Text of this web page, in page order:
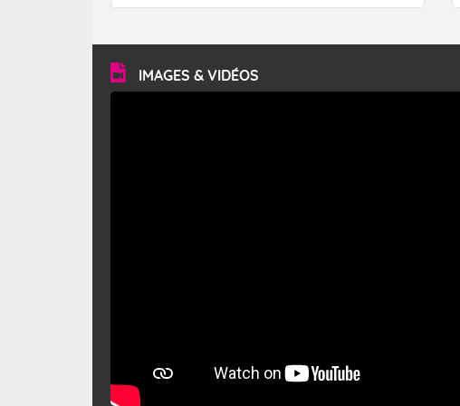
forêt. Mais qu'est-ce que le mistral ? Quelles sont ses
vitesse moyenne de 50 km/h et atteindre 80 à 100 km/h
en rafales, parfois davantage. Il parcourt la basse vallée
du Rhône et la Provence et envahit le littoral
méditerranéen à partir de la Camargue.
IMAGES & VIDÉOS